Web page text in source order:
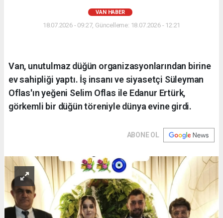
VAN HABER
18.07.2026 - 09:27, Güncelleme: 18.07.2026 - 12:21
Van, unutulmaz düğün organizasyonlarından birine
ev sahipliği yaptı. İş insanı ve siyasetçi Süleyman
Oflas'ın yeğeni Selim Oflas ile Edanur Ertürk,
görkemli bir düğün töreniyle dünya evine girdi.
ABONE OL